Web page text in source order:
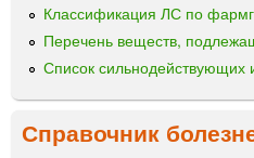
Классификация ЛС по
Перечень веществ,
Список сильнодействующих
Справочник